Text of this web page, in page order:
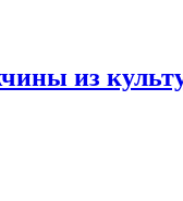
из